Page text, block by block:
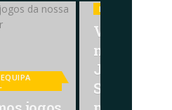
FUTEBOL
Vitória dos
nossos
Juniores
Santo